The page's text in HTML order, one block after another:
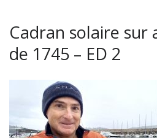
Cadran solaire sur
de 1745 – ED 2